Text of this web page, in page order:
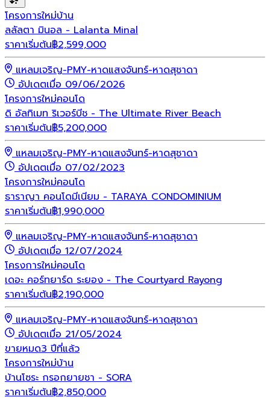
โครงการใหม่บ้าน
ลลัลตา มินอล - Lalanta Minal
ราคาเริ่มต้น฿2,599,000
แหลมเจริญ-PMY-หาดแสงจันทร์-หาดสุชาดา
อัปเดตเมื่อ 09/06/2026
โครงการใหม่คอนโด
ดิ อัลทิเมท ริเวอร์บีช - The Ultimate River Beach
ราคาเริ่มต้น฿5,200,000
แหลมเจริญ-PMY-หาดแสงจันทร์-หาดสุชาดา
อัปเดตเมื่อ 07/02/2023
โครงการใหม่คอนโด
ธาราญา คอนโดมีเนียม - TARAYA CONDOMINIUM
ราคาเริ่มต้น฿1,990,000
แหลมเจริญ-PMY-หาดแสงจันทร์-หาดสุชาดา
อัปเดตเมื่อ 12/07/2024
โครงการใหม่คอนโด
เดอะ คอร์ทยาร์ด ระยอง - The Courtyard Rayong
ราคาเริ่มต้น฿2,190,000
แหลมเจริญ-PMY-หาดแสงจันทร์-หาดสุชาดา
อัปเดตเมื่อ 21/05/2024
ขายหมด3 ปีที่แล้ว
โครงการใหม่บ้าน
บ้านโซระ กรอกยายชา - SORA
ราคาเริ่มต้น฿2,850,000